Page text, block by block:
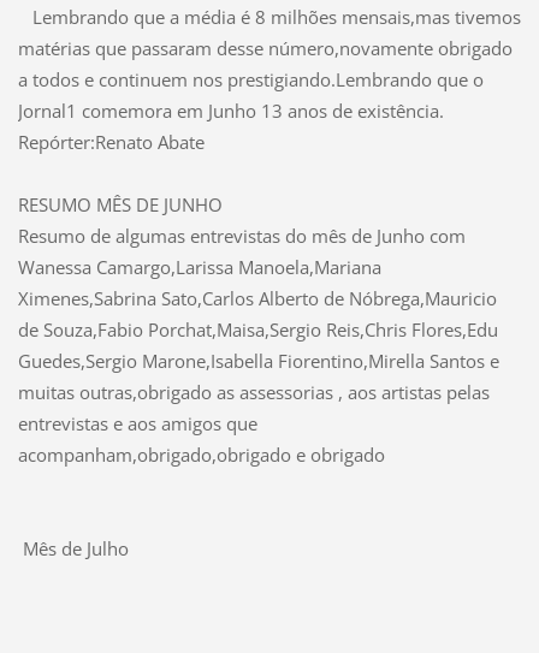
Lembrando que a média é 8 milhões mensais,mas tivemos
matérias que passaram desse número,novamente obrigado
a todos e continuem nos prestigiando.Lembrando que o
Jornal1 comemora em Junho 13 anos de existência.
Repórter:Renato Abate
RESUMO MÊS DE JUNHO
Resumo de algumas entrevistas do mês de Junho com
Wanessa Camargo,Larissa Manoela,Mariana
Ximenes,Sabrina Sato,Carlos Alberto de Nóbrega,Mauricio
de Souza,Fabio Porchat,Maisa,Sergio Reis,Chris Flores,Edu
Guedes,Sergio Marone,Isabella Fiorentino,Mirella Santos e
muitas outras,obrigado as assessorias , aos artistas pelas
entrevistas e aos amigos que
acompanham,obrigado,obrigado e obrigado
Mês de Julho